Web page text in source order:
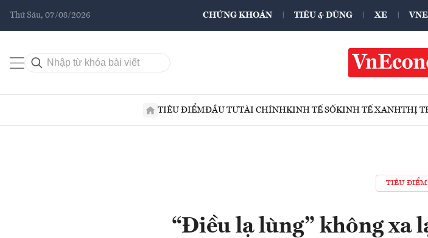
Thứ Sáu, 07/08/2026 CHỨNG KHOÁN TIÊU & DÙNG XE
TIÊU ĐIỂMĐẦU TƯTÀI CHÍNHKINH TẾ SỐKINH TẾ XANHTHỊ
TIÊU ĐIỂM
“Điều lạ lùng” không xa